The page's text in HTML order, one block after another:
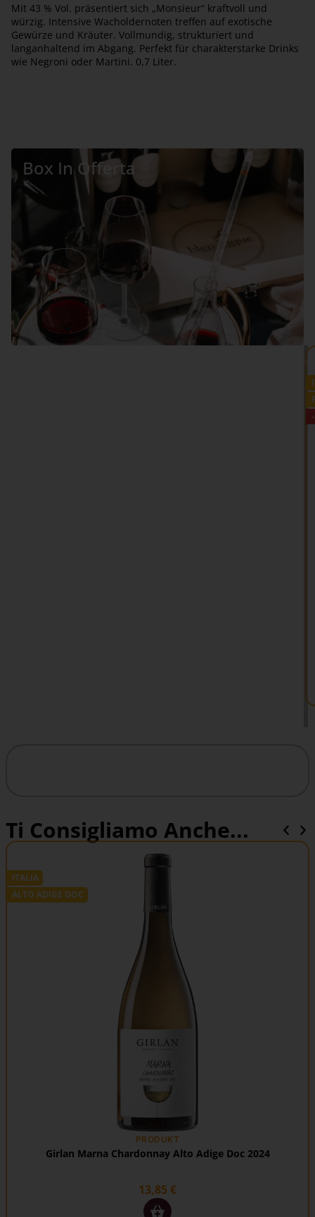
Mit 43 % Vol. präsentiert sich „Monsieur“ kraftvoll und
würzig. Intensive Wacholdernoten treffen auf exotische
Gewürze und Kräuter. Vollmundig, strukturiert und
langanhaltend im Abgang. Perfekt für charakterstarke Drinks
wie Negroni oder Martini. 0,7 Liter.
Box In Offerta
Ti Consigliamo Anche...
ITALIA
ALTO ADIGE DOC
PRODUKT
Girlan Marna Chardonnay Alto Adige Doc 2024
13,85 €